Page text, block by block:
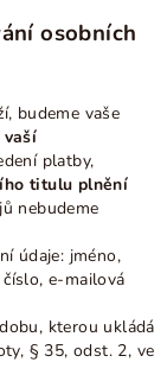
osobních
budeme vaše
platby,
titulu plnění
nebudeme
údaje: jméno,
e-mailová
kterou ukládá
§ 35, odst. 2, ve